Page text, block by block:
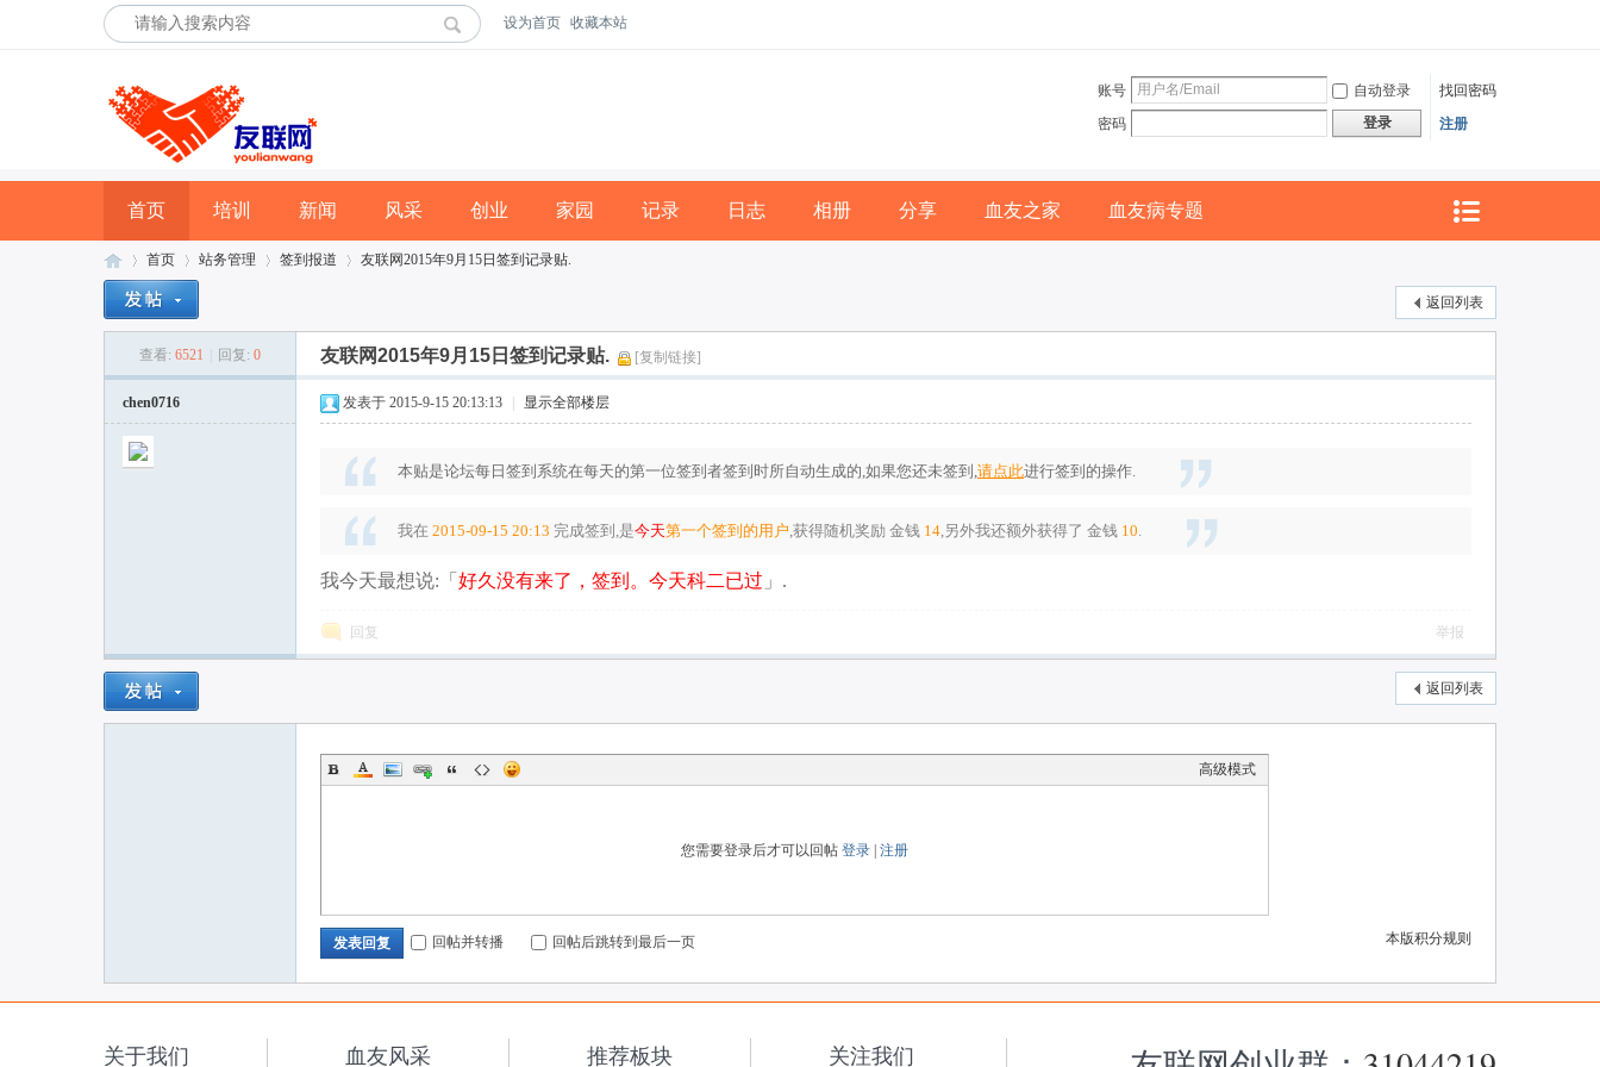
设为首页 收藏本站
账号 自动登录
找回密码
密码
登录 注册
首页 培训 新闻 风采 创业 家园 记录 日志 相册 分享 血友之家 血友病专题
首页
›
站务管理
›
签到报道
›
友联网2015年9月15日签到记录贴.
返回列表
查看: 6521 回复: 0 友联网2015年9月15日签到记录贴. [复制链接]
chen0716 发表于 2015-9-15 20:13:13 显示全部楼层
本贴是论坛每日签到系统在每天的第一位签到者签到时所自动生成的,如果您还未签到,请点此进行签到的操作.
我在 2015-09-15 20:13 完成签到,是今天第一个签到的用户,获得随机奖励 金钱 14,另外我还额外获得了 金钱 10.
我今天最想说:「 好久没有来了，签到。今天科二已过 」.
回复 举报
返回列表
高级模式
您需要登录后才可以回帖 登录 注册
本版积分规则
发表回复 回帖并转播 回帖后跳转到最后一页
关于我们 血友风采 推荐板块 关注我们